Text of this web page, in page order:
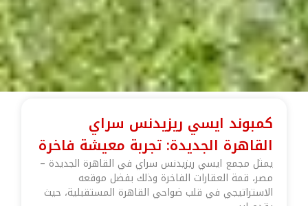
كمبوند ايسي ريزيدنس سراي
القاهرة الجديدة: تجربة معيشة فاخرة
يمثل مجمع ايسي ريزيدنس سراي في القاهرة الجديدة –
مصر، قمة العقارات الفاخرة وذلك بفضل موقعه
الاستراتيجي في قلب ضواحي القاهرة المستقبلية، حيث